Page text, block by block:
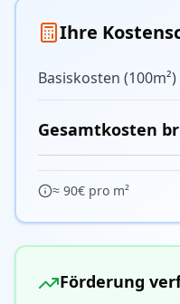
Ihre
Basiskosten (100m²)
Gesamtkosten
≈ 90€ pro m²
Förderung